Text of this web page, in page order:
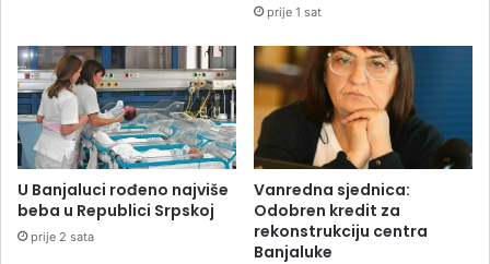
prije 1 sat
U Banjaluci rođeno najviše
beba u Republici Srpskoj
prije 2 sata
Vanredna sjednica:
Odobren kredit za
rekonstrukciju centra
Banjaluke